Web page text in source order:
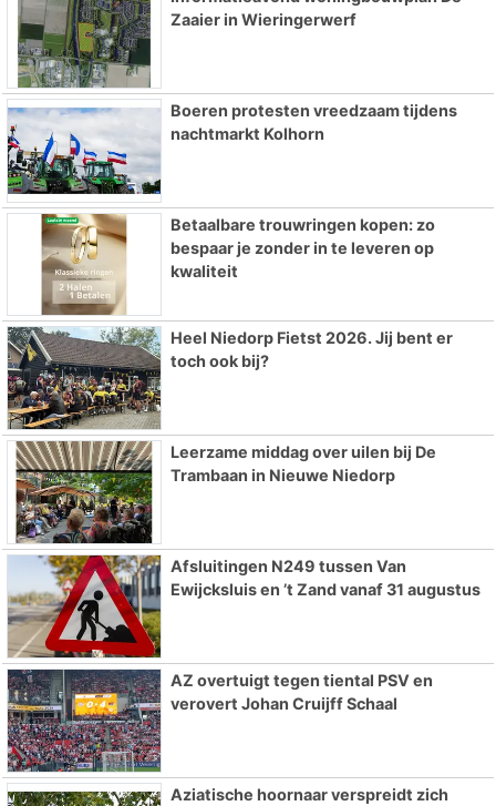
Zaaier in Wieringerwerf
Boeren protesten vreedzaam tijdens
nachtmarkt Kolhorn
Betaalbare trouwringen kopen: zo
bespaar je zonder in te leveren op
kwaliteit
Heel Niedorp Fietst 2026. Jij bent er
toch ook bij?
Leerzame middag over uilen bij De
Trambaan in Nieuwe Niedorp
Afsluitingen N249 tussen Van
Ewijcksluis en ’t Zand vanaf 31 augustus
AZ overtuigt tegen tiental PSV en
verovert Johan Cruijff Schaal
Aziatische hoornaar verspreidt zich